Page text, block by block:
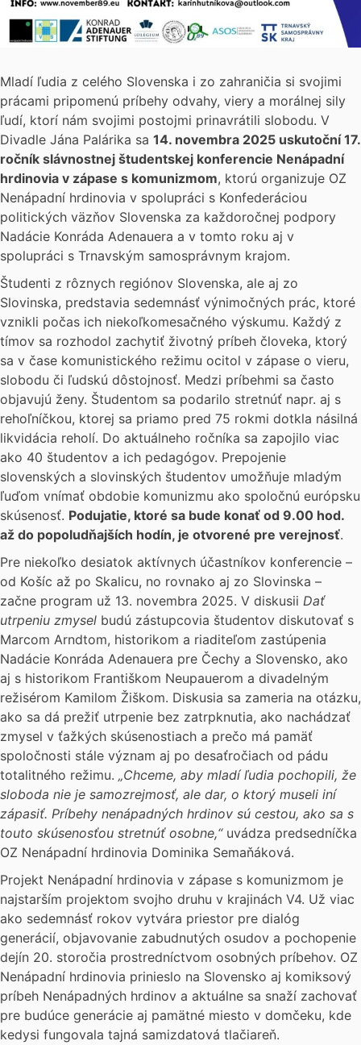
Mladí ľudia z celého Slovenska i zo zahraničia si svojimi
prácami pripomenú príbehy odvahy, viery a morálnej sily
ľudí, ktorí nám svojimi postojmi prinavrátili slobodu. V
Divadle Jána Palárika sa 14. novembra 2025 uskutoční 17.
ročník slávnostnej študentskej konferencie Nenápadní
hrdinovia v zápase s komunizmom, ktorú organizuje OZ
Nenápadní hrdinovia v spolupráci s Konfederáciou
politických väzňov Slovenska za každoročnej podpory
Nadácie Konráda Adenauera a v tomto roku aj v
spolupráci s Trnavským samosprávnym krajom.
Študenti z rôznych regiónov Slovenska, ale aj zo
Slovinska, predstavia sedemnásť výnimočných prác, ktoré
vznikli počas ich niekoľkomesačného výskumu. Každý z
tímov sa rozhodol zachytiť životný príbeh človeka, ktorý
sa v čase komunistického režimu ocitol v zápase o vieru,
slobodu či ľudskú dôstojnosť. Medzi príbehmi sa často
objavujú ženy. Študentom sa podarilo stretnúť napr. aj s
rehoľníčkou, ktorej sa priamo pred 75 rokmi dotkla násilná
likvidácia reholí. Do aktuálneho ročníka sa zapojilo viac
ako 40 študentov a ich pedagógov. Prepojenie
slovenských a slovinských študentov umožňuje mladým
ľuďom vnímať obdobie komunizmu ako spoločnú európsku
skúsenosť. Podujatie, ktoré sa bude konať od 9.00 hod.
až do popoludňajších hodín, je otvorené pre verejnosť.
Pre niekoľko desiatok aktívnych účastníkov konferencie –
od Košíc až po Skalicu, no rovnako aj zo Slovinska –
začne program už 13. novembra 2025. V diskusii Dať
utrpeniu zmysel budú zástupcovia študentov diskutovať s
Marcom Arndtom, historikom a riaditeľom zastúpenia
Nadácie Konráda Adenauera pre Čechy a Slovensko, ako
aj s historikom Františkom Neupauerom a divadelným
režisérom Kamilom Žiškom. Diskusia sa zameria na otázku,
ako sa dá prežiť utrpenie bez zatrpknutia, ako nachádzať
zmysel v ťažkých skúsenostiach a prečo má pamäť
spoločnosti stále význam aj po desaťročiach od pádu
totalitného režimu. „Chceme, aby mladí ľudia pochopili, že
sloboda nie je samozrejmosť, ale dar, o ktorý museli iní
zápasiť. Príbehy nenápadných hrdinov sú cestou, ako sa s
touto skúsenosťou stretnúť osobne,“uvádza predsedníčka
OZ Nenápadní hrdinovia Dominika Semaňáková.
Projekt Nenápadní hrdinovia v zápase s komunizmom je
najstarším projektom svojho druhu v krajinách V4. Už viac
ako sedemnásť rokov vytvára priestor pre dialóg
generácií, objavovanie zabudnutých osudov a pochopenie
dejín 20. storočia prostredníctvom osobných príbehov. OZ
Nenápadní hrdinovia prinieslo na Slovensko aj komiksový
príbeh Nenápadných hrdinov a aktuálne sa snaží zachovať
pre budúce generácie aj pamätné miesto v domčeku, kde
kedysi fungovala tajná samizdatová tlačiareň.